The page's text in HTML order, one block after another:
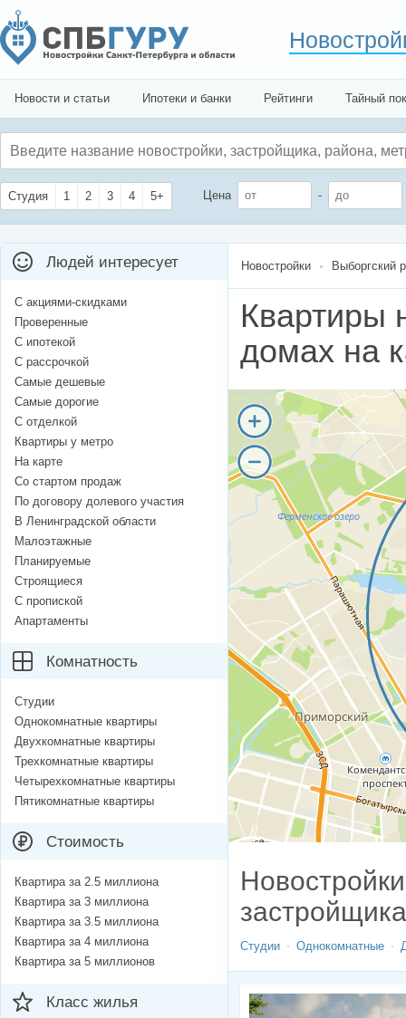
Новости и статьи Ипотеки и банки Рейтинги Тайный
Студия 1 2 3 4 5+ Цена -
Новостройки Выборгский
Квартиры
домах на
застройщика
Студии Однокомнатные
Людей интересует
С акциями-скидками
Проверенные
С ипотекой
С рассрочкой
Самые дешевые
Самые дорогие
С отделкой
Квартиры у метро
На карте
Со стартом продаж
По договору долевого участия
В Ленинградской области
Малоэтажные
Планируемые
Строящиеся
С пропиской
Апартаменты
Комнатность
Студии
Однокомнатные квартиры
Двухкомнатные квартиры
Трехкомнатные квартиры
Четырехкомнатные квартиры
Пятикомнатные квартиры
Стоимость
Квартира за 2.5 миллиона
Квартира за 3 миллиона
Квартира за 3.5 миллиона
Квартира за 4 миллиона
Квартира за 5 миллионов
Класс жилья